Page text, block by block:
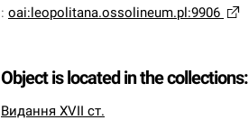
: oai:leopolitana.ossolineum.pl:9906
Object is located in the collections:
Видання XVII ст.